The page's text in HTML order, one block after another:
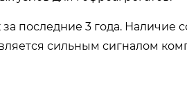
последние 3 года. Наличие
сильным сигналом